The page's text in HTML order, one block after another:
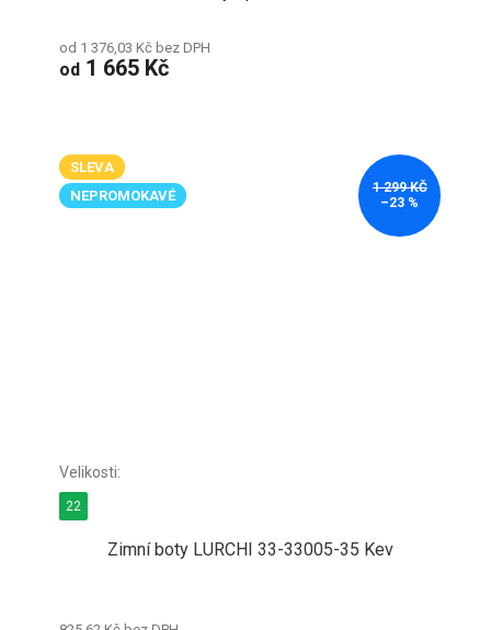
od 1 376,03 Kč bez DPH
od 1 665 Kč
SLEVA
NEPROMOKAVÉ
1 299 KČ
–23 %
Zimní boty LURCHI 33-33005-35 Kev
22